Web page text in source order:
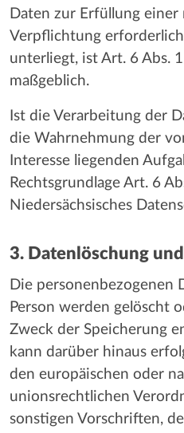
Daten zur Erfüllung einer
Verpflichtung erforderlich
unterliegt, ist Art. 6 Abs.
maßgeblich.
Ist die Verarbeitung der
die Wahrnehmung der
Interesse liegenden
Rechtsgrundlage Art. 6
Niedersächsisches
3. Datenlöschung
Die personenbezogenen
Person werden gelöscht
Zweck der Speicherung
kann darüber hinaus
den europäischen oder
unionsrechtlichen
sonstigen Vorschriften,